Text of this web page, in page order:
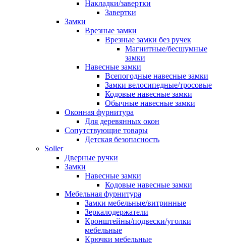
Накладки/завертки
Завертки
Замки
Врезные замки
Врезные замки без ручек
Магнитные/бесшумные
замки
Навесные замки
Всепогодные навесные замки
Замки велосипедные/тросовые
Кодовые навесные замки
Обычные навесные замки
Оконная фурнитура
Для деревянных окон
Сопутствующие товары
Детская безопасность
Soller
Дверные ручки
Замки
Навесные замки
Кодовые навесные замки
Мебельная фурнитура
Замки мебельные/витринные
Зеркалодержатели
Кронштейны/подвески/уголки
мебельные
Крючки мебельные